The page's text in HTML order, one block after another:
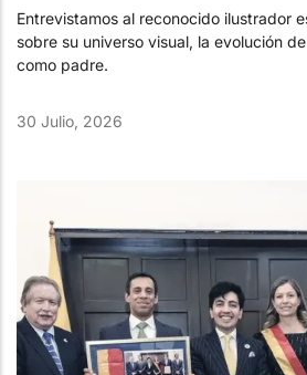
Entrevistamos al reconocido ilustrador
sobre su universo visual, la evolución
como padre.
30 Julio, 2026